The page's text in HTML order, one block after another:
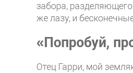
забора,
же лазу, и
«Попробуй,
Отец Гарри, мой